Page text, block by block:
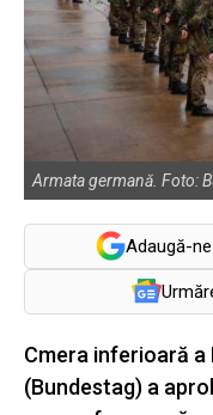
Armata germană. Foto:
Adaugă-
Cmera inferioară a
(Bundestag) a